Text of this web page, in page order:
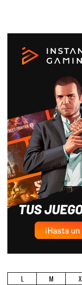
L
M X